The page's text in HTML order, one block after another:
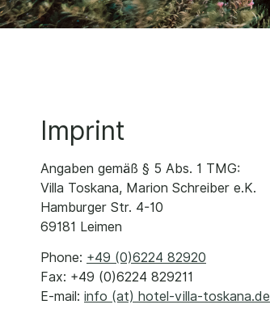
Imprint
Angaben gemäß § 5 Abs. 1 TMG:
Villa Toskana, Marion Schreiber e.K.
Hamburger Str. 4-10
69181 Leimen
Phone: +49 (0)6224 82920
Fax: +49 (0)6224 829211
E-mail: info (at) hotel-villa-toskana.de